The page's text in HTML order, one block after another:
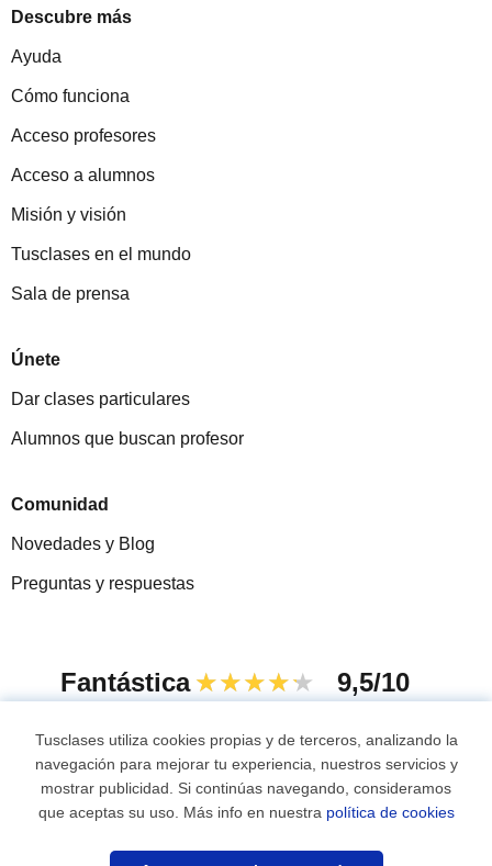
¿Necesitas profesor?
Descubre más
Ayuda
Cómo funciona
Acceso profesores
Acceso a alumnos
Misión y visión
Tusclases en el mundo
Sala de prensa
Únete
Dar clases particulares
Alumnos que buscan profesor
Comunidad
Novedades y Blog
Preguntas y respuestas
Fantástica ★★★★★ 9,5/10
© 2007 - 2026 Tusclases.com.uy
Mapa web:Profesores particulares
Tusclases utiliza cookies propias y de terceros, analizando la
navegación para mejorar tu experiencia, nuestros servicios y
mostrar publicidad. Si continúas navegando, consideramos
que aceptas su uso. Más info en nuestra política de cookies